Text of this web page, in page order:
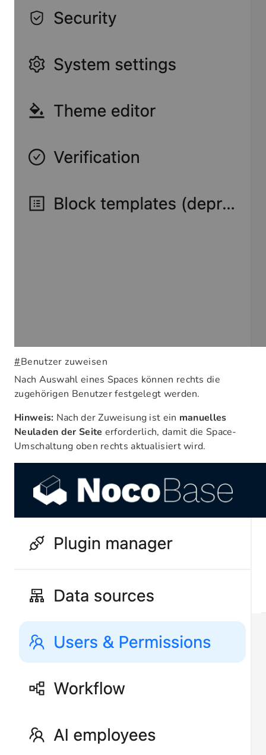
#Benutzer zuweisen
Nach Auswahl eines Spaces können rechts die
zugehörigen Benutzer festgelegt werden.
Hinweis: Nach der Zuweisung ist ein manuelles
Neuladen der Seite erforderlich, damit die Space-
Umschaltung oben rechts aktualisiert wird.